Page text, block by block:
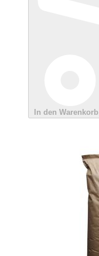
In den Warenkorb